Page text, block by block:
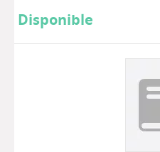
Disponible